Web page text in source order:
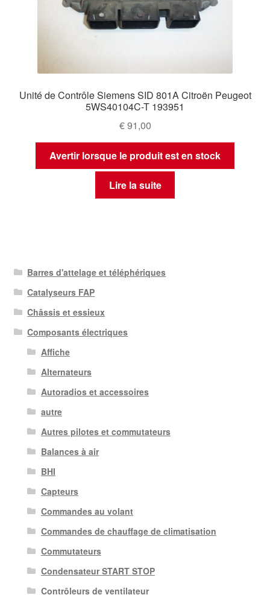
Unité de Contrôle Siemens SID 801A Citroën Peugeot
5WS40104C-T 193951
€91,00
Avertir lorsque le produit est en stock
Lire la suite
Barres d'attelage et téléphériques
Catalyseurs FAP
Châssis et essieux
Composants électriques
Affiche
Alternateurs
Autoradios et accessoires
autre
Autres pilotes et commutateurs
Balances à air
BHI
Capteurs
Commandes au volant
Commandes de chauffage de climatisation
Commutateurs
Condensateur START STOP
Contrôleurs de ventilateur